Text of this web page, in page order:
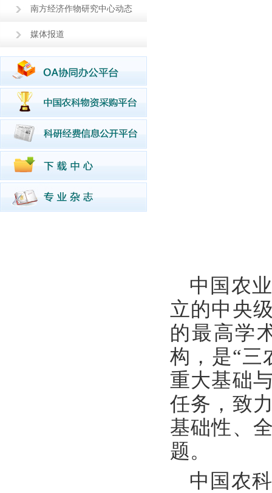
南方经济作物研究中心动态
媒体报道
中国农
立的中央
的最高学
构，是“三
重大基础
任务，致
基础性、
题。
中国农